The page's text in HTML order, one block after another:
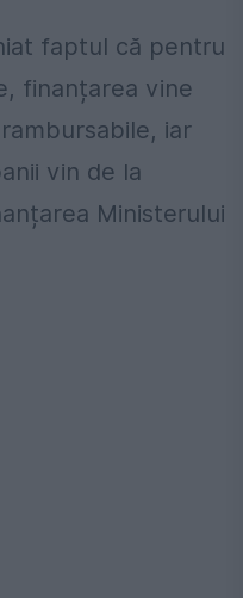
faptul că pentru
finanțarea vine
iar
vin de la
Ministerului